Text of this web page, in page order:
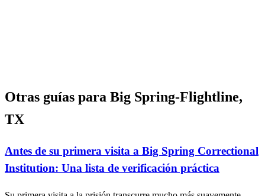
Otras guías para Big Spring-Flightline,
TX
Antes de su primera visita a Big Spring Correctional
Institution: Una lista de verificación práctica